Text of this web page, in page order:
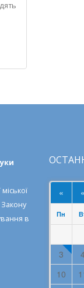
Закону
в
« «
Пн
3
10